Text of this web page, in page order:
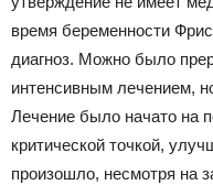
время беременности
диагноз. Можно было
интенсивным лечением,
Лечение было начато на
критической точкой,
произошло, несмотря на